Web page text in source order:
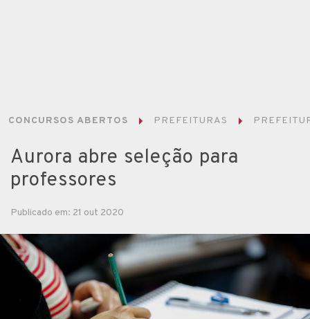
CONCURSOS ABERTOS PREFEITURAS
Aurora abre seleção para
professores
Publicado em: 21 out 2020